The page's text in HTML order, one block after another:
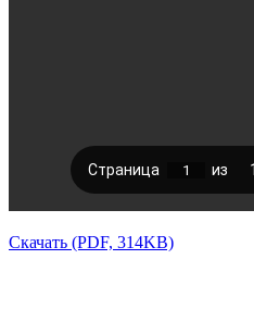
Скачать (PDF, 314KB)